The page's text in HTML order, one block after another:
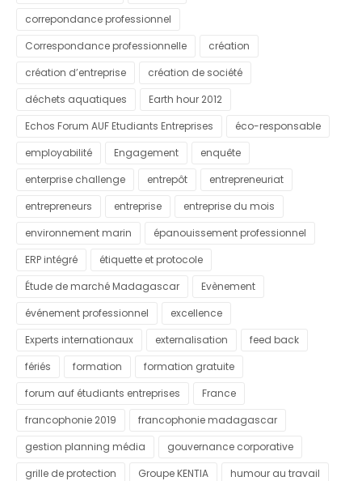
correpondance professionnel
Correspondance professionnelle
création
création d’entreprise
création de société
déchets aquatiques
Earth hour 2012
Echos Forum AUF Etudiants Entreprises
éco-responsable
employabilité
Engagement
enquête
enterprise challenge
entrepôt
entrepreneuriat
entrepreneurs
entreprise
entreprise du mois
environnement marin
épanouissement professionnel
ERP intégré
étiquette et protocole
Étude de marché Madagascar
Evènement
événement professionnel
excellence
Experts internationaux
externalisation
feed back
fériés
formation
formation gratuite
forum auf étudiants entreprises
France
francophonie 2019
francophonie madagascar
gestion planning média
gouvernance corporative
grille de protection
Groupe KENTIA
humour au travail